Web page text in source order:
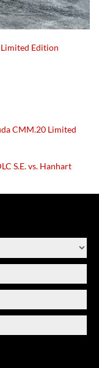
Edition
CMM.20 Limited
S.E. vs. Hanhart